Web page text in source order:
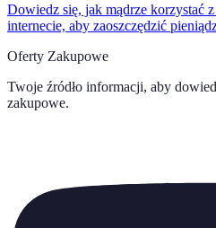
Dowiedz się, jak mądrze korzystać
internecie, aby zaoszczędzić
Oferty Zakupowe
Twoje źródło informacji, aby
zakupowe.